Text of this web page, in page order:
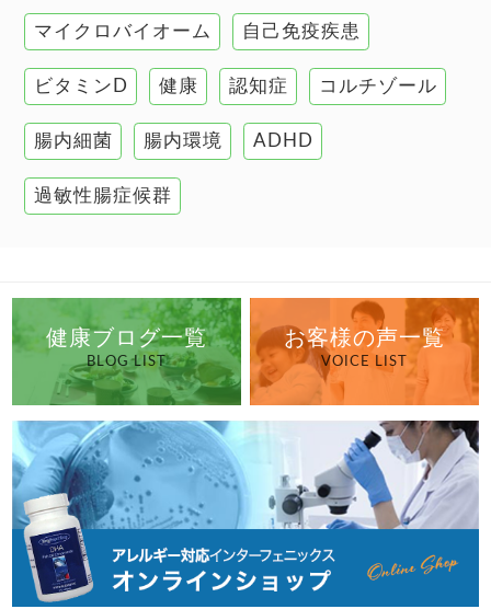
腸の健康
自己免疫疾患
高血圧
マイクロバイオーム 自己免疫疾患
ビタミンD 健康 認知症 コルチゾール
腸内細菌 腸内環境 ADHD
過敏性腸症候群
健康ブログ一覧
BLOG LIST
お客様の声一覧
VOICE LIST